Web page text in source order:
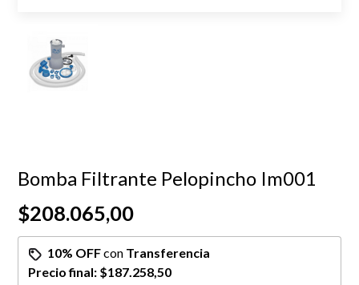
Bomba Filtrante Pelopincho Im001
$208.065,00
10% OFFcon Transferencia
Precio final: $187.258,50